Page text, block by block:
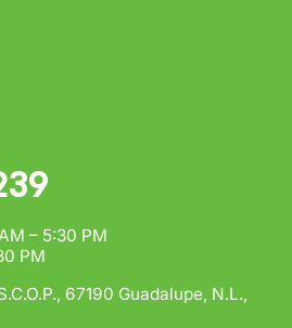
– 5:30 PM
PM
67190 Guadalupe, N.L.,